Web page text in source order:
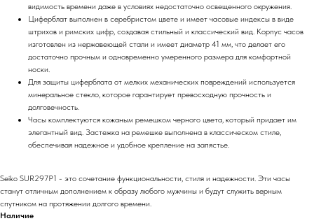
видимость времени даже в условиях недостаточно освещенного окружения.
Циферблат выполнен в серебристом цвете и имеет часовые индексы в виде
штрихов и римских цифр, создавая стильный и классический вид. Корпус часов
изготовлен из нержавеющей стали и имеет диаметр 41 мм, что делает его
достаточно прочным и одновременно умеренного размера для комфортной
носки.
Для защиты циферблата от мелких механических повреждений используется
минеральное стекло, которое гарантирует превосходную прочность и
долговечность.
Часы комплектуются кожаным ремешком черного цвета, который придает им
элегантный вид. Застежка на ремешке выполнена в классическом стиле,
обеспечивая надежное и удобное крепление на запястье.
Seiko SUR297P1 - это сочетание функциональности, стиля и надежности. Эти часы
станут отличным дополнением к образу любого мужчины и будут служить верным
спутником на протяжении долгого времени.
Наличие